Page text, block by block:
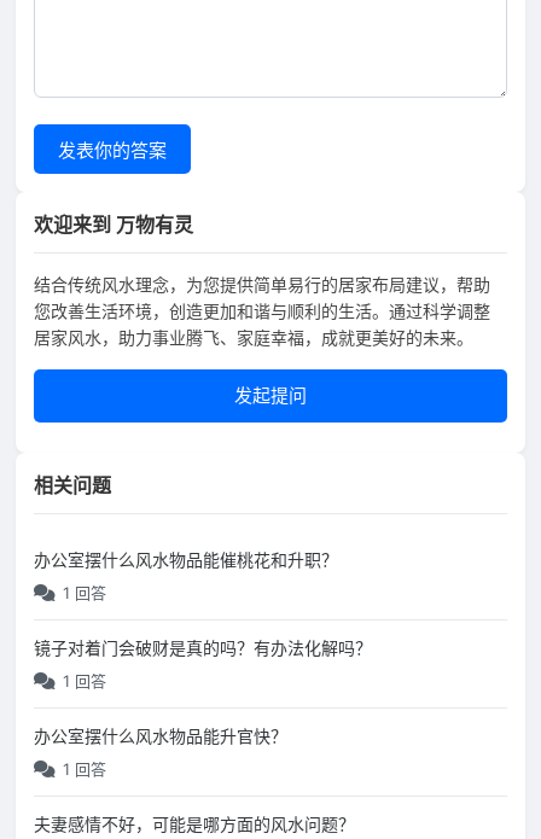
发表你的答案
欢迎来到 万物有灵
结合传统风水理念，为您提供简单易行的居家布局建议，帮助
您改善生活环境，创造更加和谐与顺利的生活。通过科学调整
居家风水，助力事业腾飞、家庭幸福，成就更美好的未来。
发起提问
相关问题
办公室摆什么风水物品能催桃花和升职？
1 回答
镜子对着门会破财是真的吗？有办法化解吗？
1 回答
办公室摆什么风水物品能升官快？
1 回答
夫妻感情不好，可能是哪方面的风水问题？